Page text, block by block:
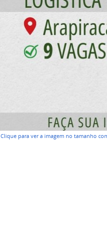
Clique para ver a imagem no tamanho